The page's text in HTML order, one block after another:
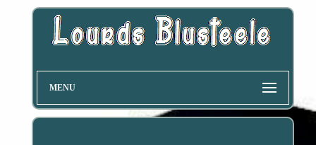
MENU